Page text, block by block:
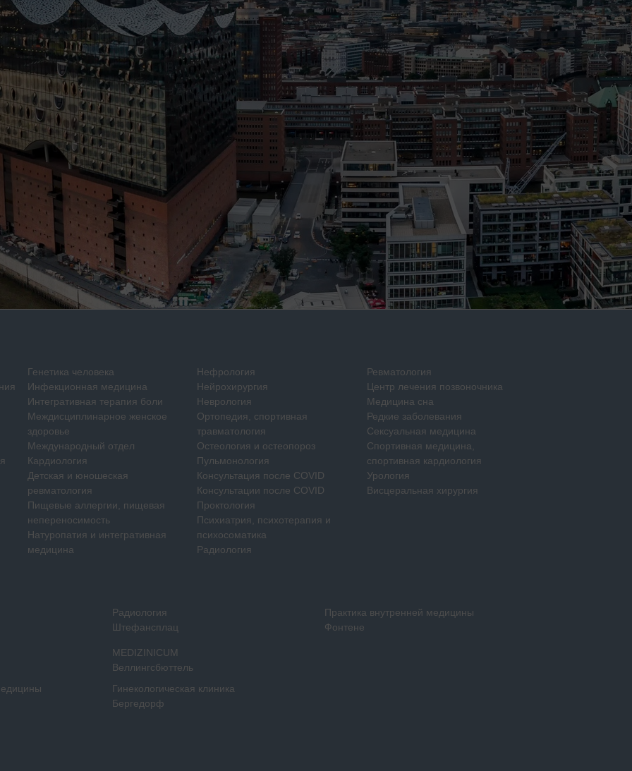
Генетика человека
Инфекционная медицина
Интегративная терапия боли
Междисциплинарное женское
здоровье
Международный отдел
Кардиология
Детская и юношеская
ревматология
Пищевые аллергии, пищевая
непереносимость
Натуропатия и интегративная
медицина
Нефрология
Нейрохирургия
Неврология
Ортопедия, спортивная
травматология
Остеология и остеопороз
Пульмонология
Консультация после COVID
Консультации после COVID
Проктология
Психиатрия, психотерапия и
психосоматика
Радиология
Ревматология
Центр лечения позвоночника
Медицина сна
Редкие заболевания
Сексуальная медицина
Спортивная медицина,
спортивная кардиология
Урология
Висцеральная хирургия
Радиология
Штефансплац
Практика внутренней медицины
Фонтене
MEDIZINICUM
Веллингсбюттель
Гинекологическая клиника
Бергедорф